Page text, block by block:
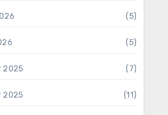
(5)
(5)
2025 (7)
2025 (11)